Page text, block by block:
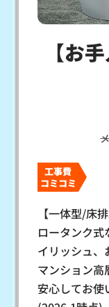
【お
工事費
コミコミ
【一体型/床
ロータンク
イリッシュ、
マンション高
安心してお使